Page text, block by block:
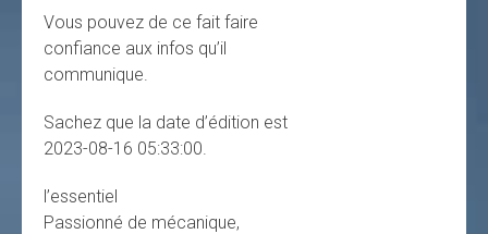
Vous pouvez de ce fait faire
confiance aux infos qu’il
communique.
Sachez que la date d’édition est
2023-08-16 05:33:00.
l’essentiel
Passionné de mécanique,